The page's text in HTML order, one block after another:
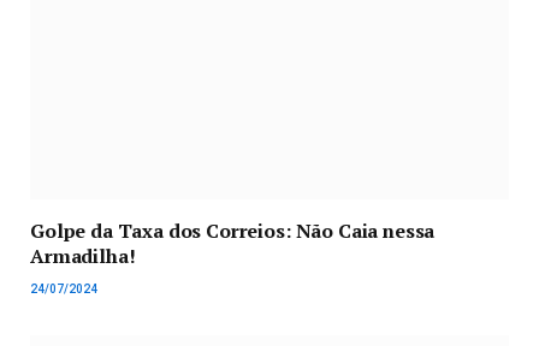
Golpe da Taxa dos Correios: Não Caia nessa
Armadilha!
24/07/2024